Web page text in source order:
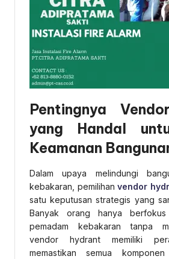
Pentingnya
yang Handal
Keamanan
Dalam upaya melindungi
kebakaran, pemilihanvendor
satu keputusan strategis yang
Banyak orang hanya
pemadam kebakaran tanpa
vendor hydrant memiliki
memastikan semua